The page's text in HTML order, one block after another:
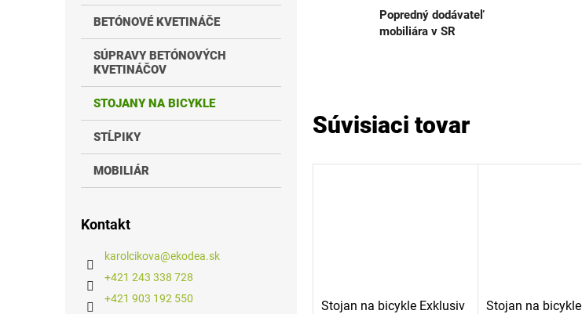
BETÓNOVÉ KVETINÁČE
SÚPRAVY BETÓNOVÝCH
KVETINÁČOV
STOJANY NA BICYKLE
STĹPIKY
MOBILIÁR
Kontakt
karolcikova@ekodea.sk
+421 243 338 728
+421 903 192 550
Popredný dodávateľ
mobiliára v SR
Súvisiaci tovar
Stojan na bicykle Exklusiv
Stojan na bicykle